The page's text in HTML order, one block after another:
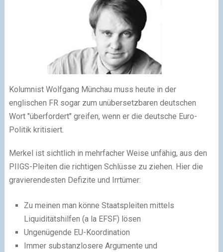
Kolumnist Wolfgang Münchau muss heute in der
englischen FR sogar zum unübersetzbaren deutschen
Wort "überfordert" greifen, wenn er die deutsche Euro-
Politik kritisiert.
Merkel ist sichtlich in mehrfacher Weise unfähig, aus den
PIIGS-Pleiten die richtigen Schlüsse zu ziehen. Hier die
gravierendesten Defizite und Irrtümer:
Zu meinen man könne Staatspleiten mittels
Liquiditätshilfen (a la EFSF) lösen
Ungenügende EU-Koordination
Immer substanzlosere Argumente und